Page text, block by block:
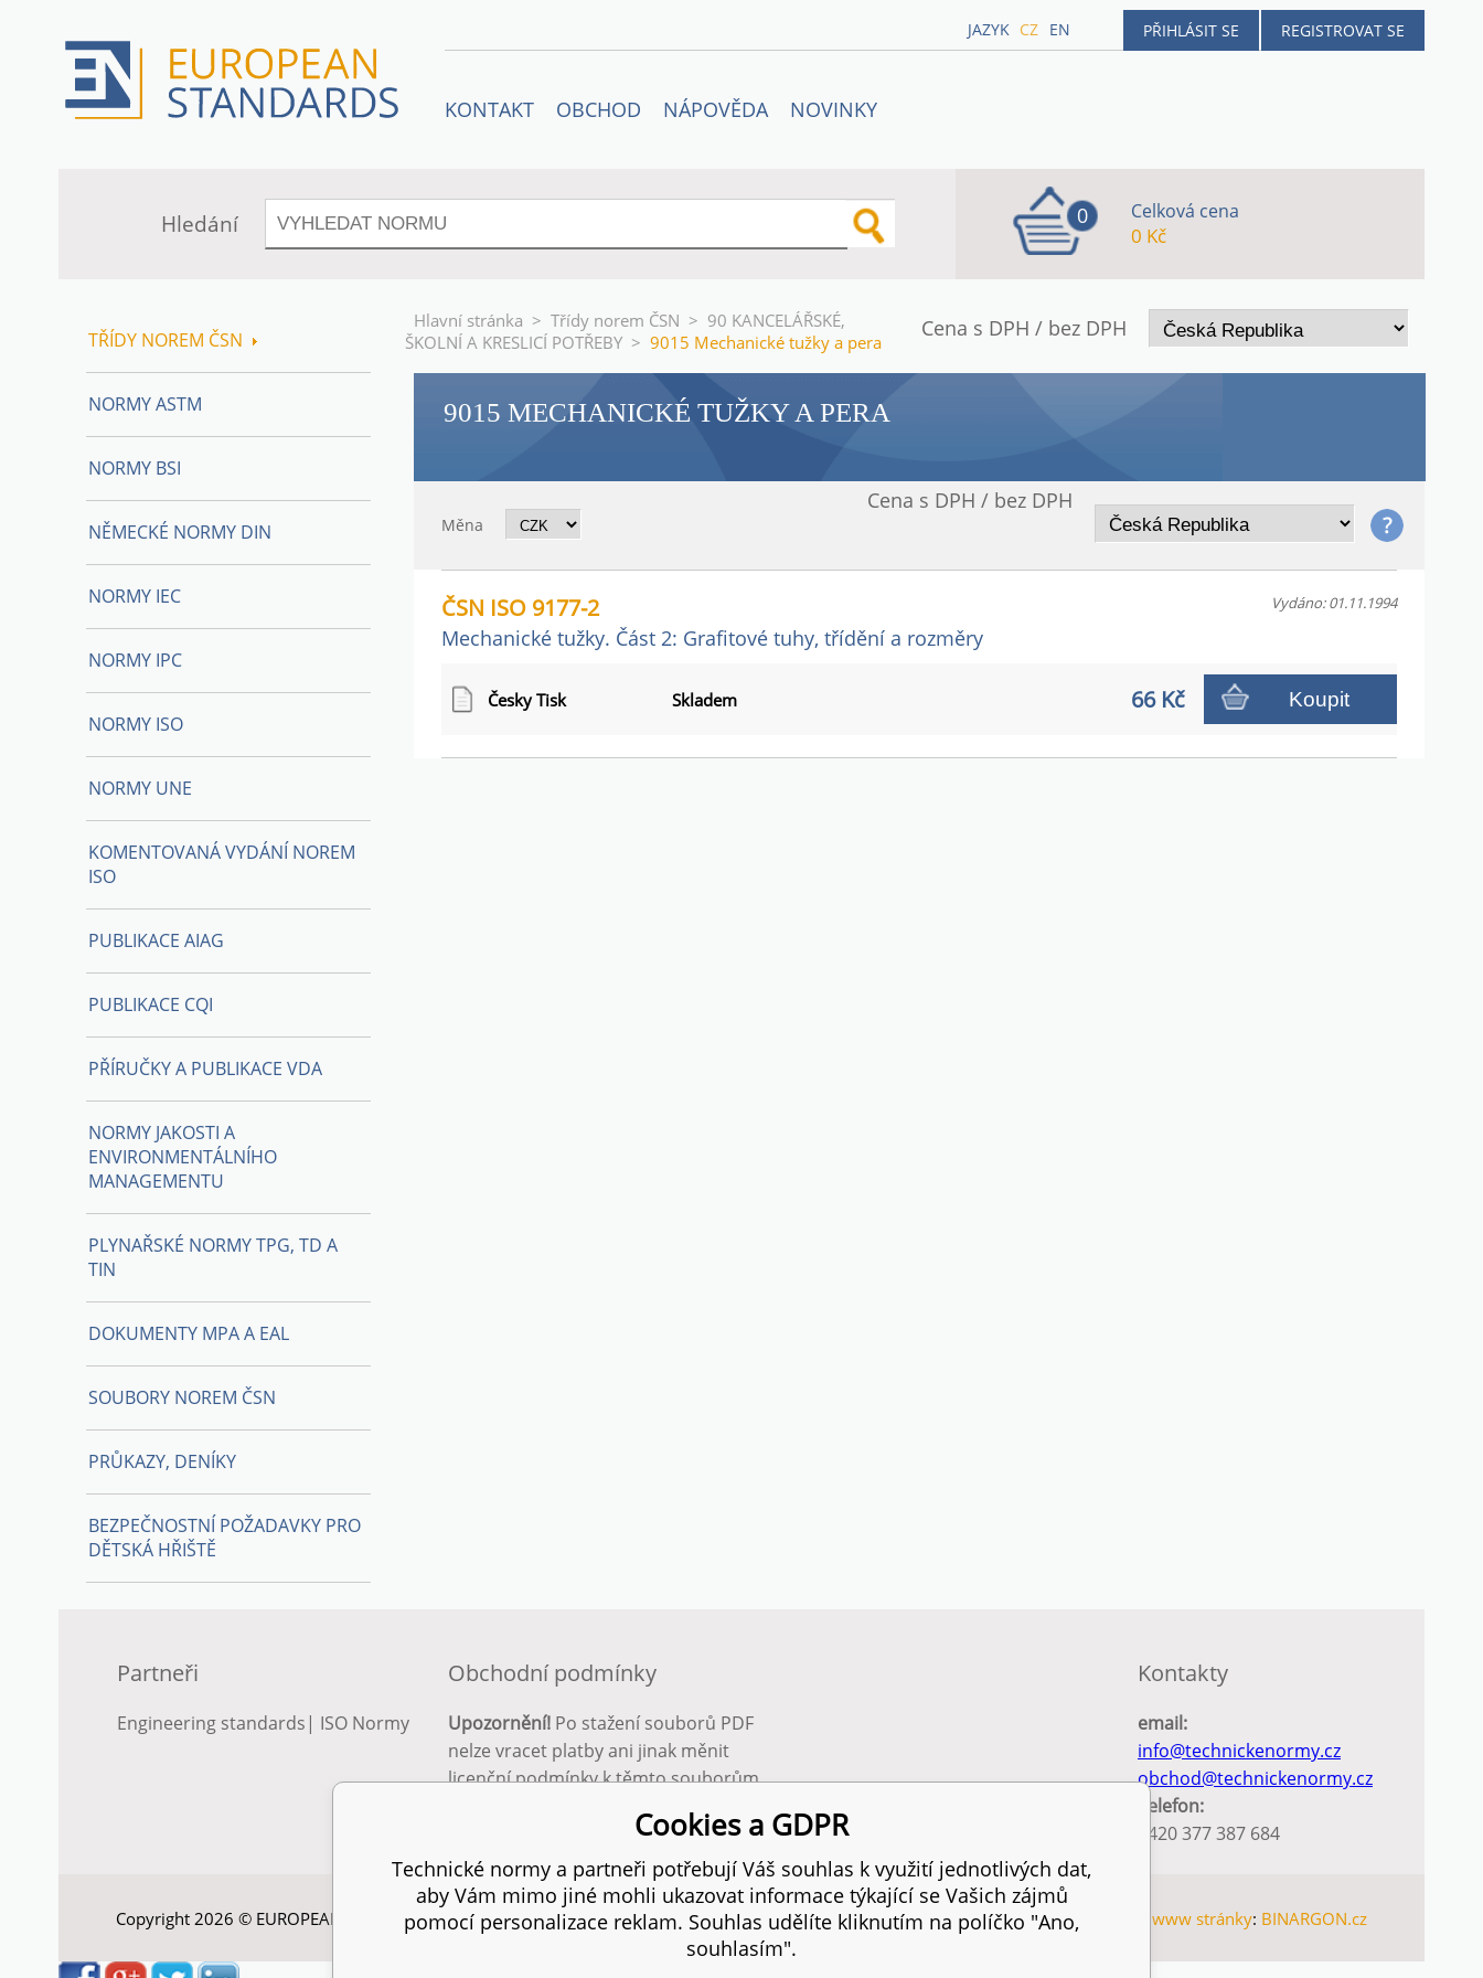
PŘIHLÁSIT SE REGISTROVAT SE
JAZYK CZ EN
KONTAKT OBCHOD NÁPOVĚDA NOVINKY
Hledání 0 Celková cena
0 Kč
Cena s DPH / bez DPH
Hlavní stránka > Třídy norem ČSN > 90 KANCELÁŘSKÉ,
ŠKOLNÍ A KRESLICÍ POTŘEBY > 9015 Mechanické tužky a pera
9015 MECHANICKÉ TUŽKY A PERA
Měna
Cena s DPH / bez DPH
ČSN ISO 9177-2
Mechanické tužky. Část 2: Grafitové tuhy, třídění a rozměry
Vydáno: 01.11.1994
Česky Tisk Skladem 66 Kč Koupit
TŘÍDY NOREM ČSN
NORMY ASTM
NORMY BSI
NĚMECKÉ NORMY DIN
NORMY IEC
NORMY IPC
NORMY ISO
NORMY UNE
KOMENTOVANÁ VYDÁNÍ NOREM
ISO
PUBLIKACE AIAG
PUBLIKACE CQI
PŘÍRUČKY A PUBLIKACE VDA
NORMY JAKOSTI A
ENVIRONMENTÁLNÍHO
MANAGEMENTU
PLYNAŘSKÉ NORMY TPG, TD A
TIN
DOKUMENTY MPA A EAL
SOUBORY NOREM ČSN
PRŮKAZY, DENÍKY
BEZPEČNOSTNÍ POŽADAVKY PRO
DĚTSKÁ HŘIŠTĚ
Partneři
Engineering standards | ISO Normy
Obchodní podmínky
Upozornění! Po stažení souborů PDF
nelze vracet platby ani jinak měnit
licenční podmínky k těmto souborům.
Kontakty
email:
info@technickenormy.cz
obchod@technickenormy.cz
Telefon:
+420 377 387 684
Copyright 2026 © EUROPEAN STANDARD. Všechna práva vyhrazena. SITEMAP Internetové obchody www stránky: BINARGON.cz
Cookies a GDPR
Technické normy a partneři potřebují Váš souhlas k využití jednotlivých dat,
aby Vám mimo jiné mohli ukazovat informace týkající se Vašich zájmů
pomocí personalizace reklam. Souhlas udělíte kliknutím na políčko "Ano,
souhlasím".